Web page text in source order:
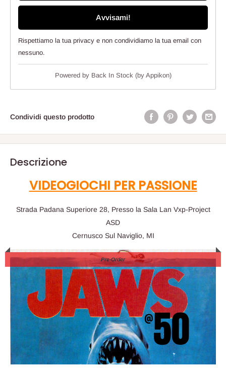
Avvisami!
Rispettiamo la tua privacy e non condividiamo la tua email con
nessuno.
Powered by Back In Stock (by Appikon)
Condividi questo prodotto
Descrizione
VIDEOGIOCHI PER PASSIONE
Strada Padana Superiore 28, Presso la Sala Lan Vxp-Project
ASD
Cernusco Sul Naviglio, MI
Pre-Order